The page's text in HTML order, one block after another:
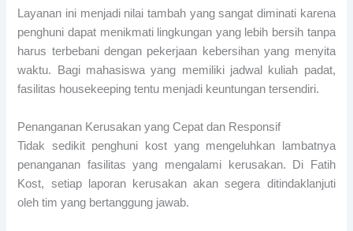
Layanan ini menjadi nilai tambah yang sangat diminati karena
penghuni dapat menikmati lingkungan yang lebih bersih tanpa
harus terbebani dengan pekerjaan kebersihan yang menyita
waktu. Bagi mahasiswa yang memiliki jadwal kuliah padat,
fasilitas housekeeping tentu menjadi keuntungan tersendiri.
Penanganan Kerusakan yang Cepat dan Responsif
Tidak sedikit penghuni kost yang mengeluhkan lambatnya
penanganan fasilitas yang mengalami kerusakan. Di Fatih
Kost, setiap laporan kerusakan akan segera ditindaklanjuti
oleh tim yang bertanggung jawab.